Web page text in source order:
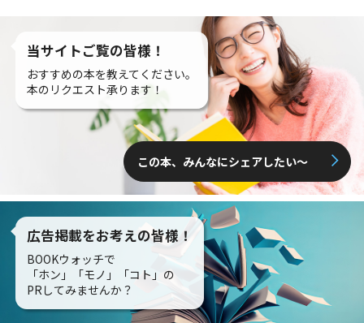
当サイトご覧の皆様！
おすすめの本を教えてください。
本のリクエスト承ります！
この本、みんなにシェアしたい〜
広告掲載をお考えの皆様！
BOOKウォッチで
「ホン」「モノ」「コト」の
PRしてみませんか？